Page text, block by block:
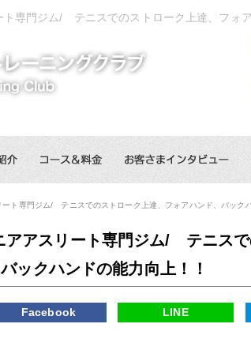
専門ジム/ テニスでのストローク上達、フォ
ト専門ジム/ テニスでのストローク上達、フォアハンド、バック
アスリート専門ジム/ テニスで
ックハンドの能力向上！！
Facebook LINE